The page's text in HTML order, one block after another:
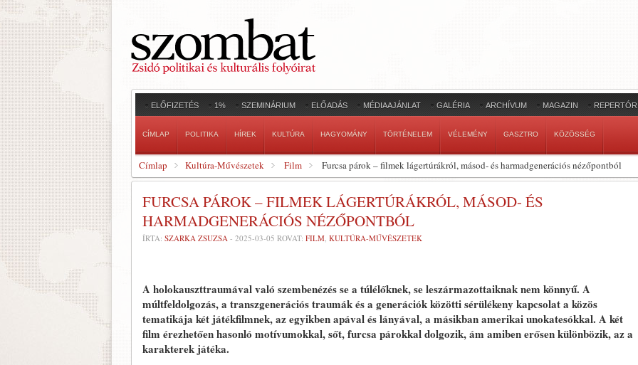
ELŐFIZETÉS 1% SZEMINÁRIUM ELŐADÁS MÉDIAAJÁNLAT GALÉRIA ARCHÍVUM MAGAZIN
CÍMLAP POLITIKA HÍREK KULTÚRA HAGYOMÁNY TÖRTÉNELEM VÉLEMÉNY GASZTRO KÖZÖSSÉG
Címlap Kultúra-Művészetek Film Furcsa párok – filmek lágertúrákról, másod- és harmadgenerációs nézőpontból
FURCSA PÁROK – FILMEK LÁGERTÚRÁKRÓL, MÁSOD- ÉS
HARMADGENERÁCIÓS NÉZŐPONTBÓL
ÍRTA: SZARKA ZSUZSA - 2025-03-05 ROVAT: FILM, KULTÚRA-MŰVÉSZETEK
A holokauszttraumával való szembenézés se a túlélőknek, se leszármazottaiknak nem könnyű. A
múltfeldolgozás, a transzgenerációs traumák és a generációk közötti sérülékeny kapcsolat a közös
tematikája két játékfilmnek, az egyikben apával és lányával, a másikban amerikai unokatesókkal. A két
film érezhetően hasonló motívumokkal, sőt, furcsa párokkal dolgozik, ám amiben erősen különbözik, az a
karakterek játéka.